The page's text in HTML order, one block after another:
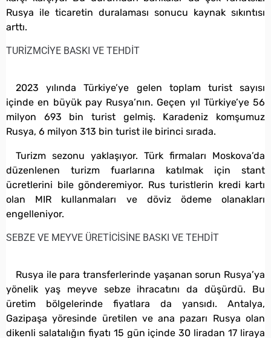
Rusya ile ticaretin duralaması sonucu kaynak sıkıntısı
arttı.
TURİZMCİYE BASKI VE TEHDİT
2023 yılında Türkiye’ye gelen toplam turist sayısı
içinde en büyük pay Rusya’nın. Geçen yıl Türkiye’ye 56
milyon 693 bin turist gelmiş. Karadeniz komşumuz
Rusya, 6 milyon 313 bin turist ile birinci sırada.
Turizm sezonu yaklaşıyor. Türk firmaları Moskova’da
düzenlenen turizm fuarlarına katılmak için stant
ücretlerini bile gönderemiyor. Rus turistlerin kredi kartı
olan MIR kullanmaları ve döviz ödeme olanakları
engelleniyor.
SEBZE VE MEYVE ÜRETİCİSİNE BASKI VE TEHDİT
Rusya ile para transferlerinde yaşanan sorun Rusya’ya
yönelik yaş meyve sebze ihracatını da düşürdü. Bu
üretim bölgelerinde fiyatlara da yansıdı. Antalya,
Gazipaşa yöresinde üretilen ve ana pazarı Rusya olan
dikenli salatalığın fiyatı 15 gün içinde 30 liradan 17 liraya